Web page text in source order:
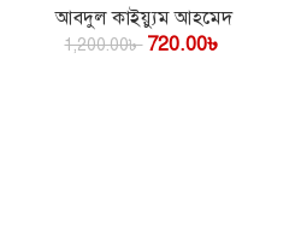
আবদুল কাইয়্যুম আহমেদ
1,200.00৳ 720.00৳